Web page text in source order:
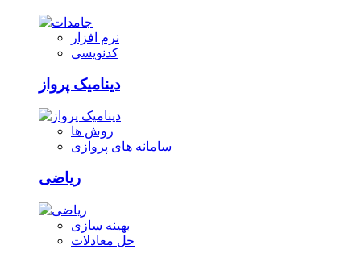
نرم افزار
کدنویسی
دینامیک پرواز
روش ها
سامانه های پروازی
ریاضی
بهینه سازی
حل معادلات